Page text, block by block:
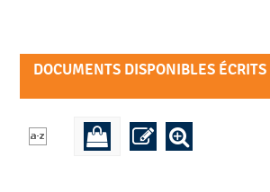
DOCUMENTS DISPONIBLES